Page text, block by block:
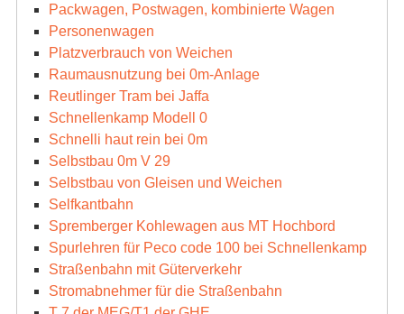
Packwagen, Postwagen, kombinierte Wagen
Personenwagen
Platzverbrauch von Weichen
Raumausnutzung bei 0m-Anlage
Reutlinger Tram bei Jaffa
Schnellenkamp Modell 0
Schnelli haut rein bei 0m
Selbstbau 0m V 29
Selbstbau von Gleisen und Weichen
Selfkantbahn
Spremberger Kohlewagen aus MT Hochbord
Spurlehren für Peco code 100 bei Schnellenkamp
Straßenbahn mit Güterverkehr
Stromabnehmer für die Straßenbahn